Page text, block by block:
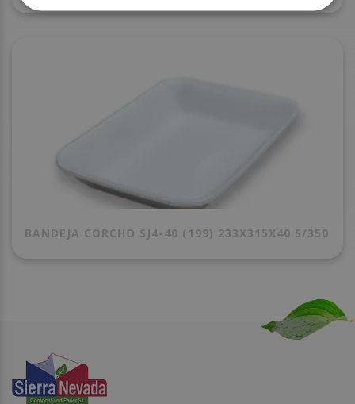
BANDEJA CORCHO SJ4-40 (199) 233X315X40 S/350